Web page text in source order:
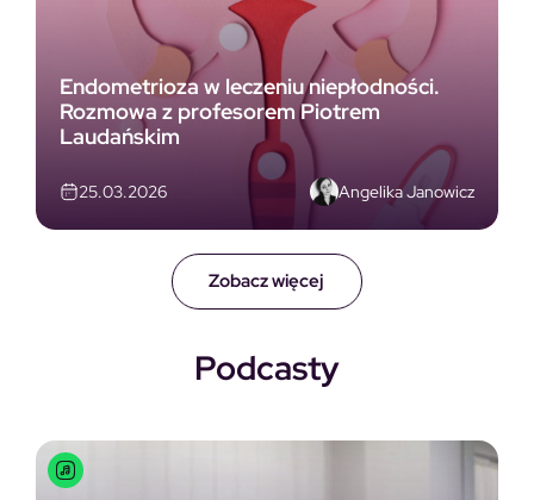
Zobacz więcej
Endometrioza w leczeniu niepłodności.
Rozmowa z profesorem Piotrem
Laudańskim
25.03.2026 Angelika Janowicz
Podcasty